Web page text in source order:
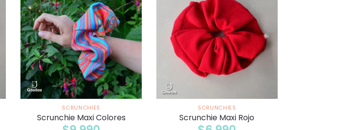
SCRUNCHIES
Scrunchie Maxi Colores
SCRUNCHIES
Scrunchie Maxi Rojo